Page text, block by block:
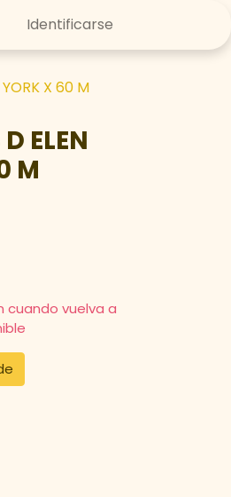
Identificarse
YORK X 60 M
ELEN
M
cuando vuelva a